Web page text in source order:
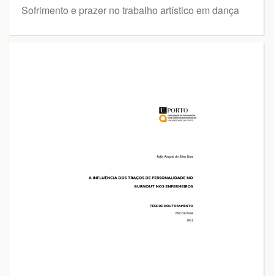
Sofrimento e prazer no trabalho artístico em dança